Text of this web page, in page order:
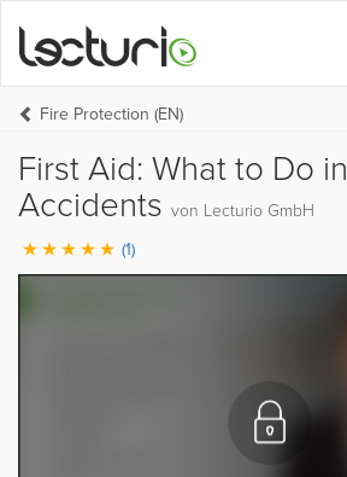
Fire Protection (EN)
First Aid: What to Do
Accidents von Lecturio GmbH
(1)